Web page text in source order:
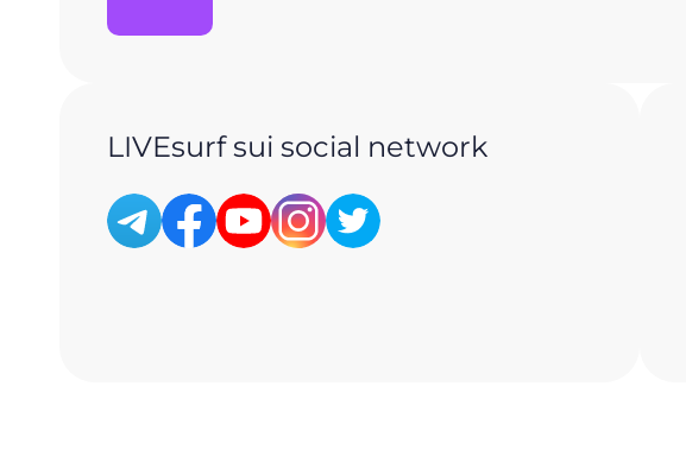
LIVEsurf sui social network